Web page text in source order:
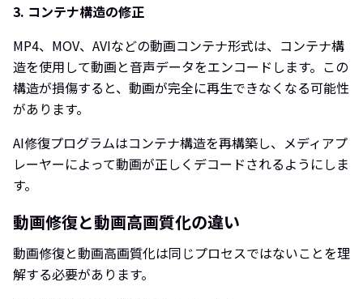
3. コンテナ構造の修正
MP4、MOV、AVIなどの動画コンテナ形式は、コンテナ構
造を使用して動画と音声データをエンコードします。この
構造が損傷すると、動画が完全に再生できなくなる可能性
があります。
AI修復プログラムはコンテナ構造を再構築し、メディアプ
レーヤーによって動画が正しくデコードされるようにしま
す。
動画修復と動画高画質化の違い
動画修復と動画高画質化は同じプロセスではないことを理
解する必要があります。